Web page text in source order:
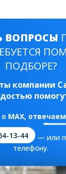
ВОПРОСЫ
ПОДБОРЕ?
компании
MAX,
13-44
— или
телефону.